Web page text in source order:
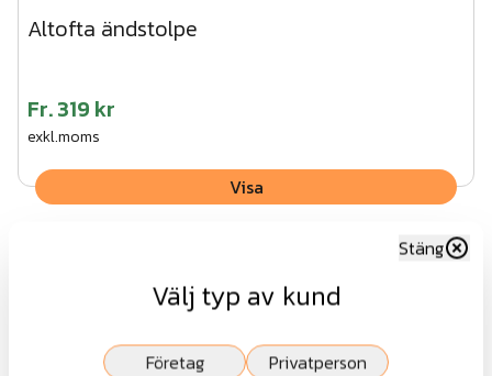
Altofta ändstolpe
Fr.319 kr
exkl.moms
Visa
Välj typ av kund
Stäng
Företag Privatperson